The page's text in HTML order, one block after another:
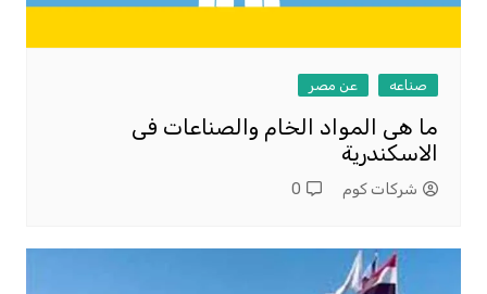
صناعه عن مصر
ما هى المواد الخام والصناعات فى
الاسكندرية
شركات كوم 0